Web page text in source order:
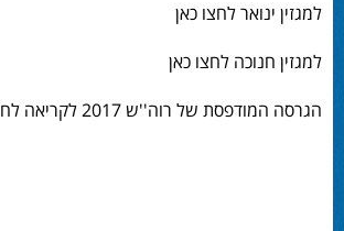
למגזין ינואר לחצו כאן
למגזין חנוכה לחצו כאן
הגרסה המודפסת של רוה''ש 2017 לקריאה לחצו כאן